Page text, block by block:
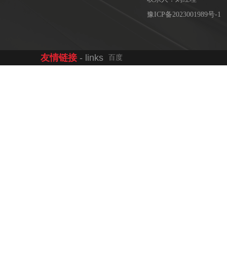
豫ICP备2023001989号-1
友情链接 - links 百度